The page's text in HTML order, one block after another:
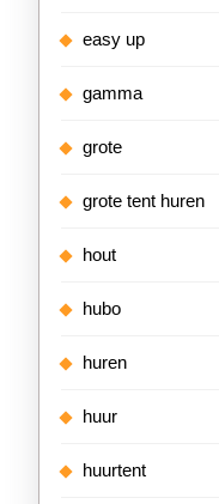
easy up
gamma
grote
grote tent huren
hout
hubo
huren
huur
huurtent